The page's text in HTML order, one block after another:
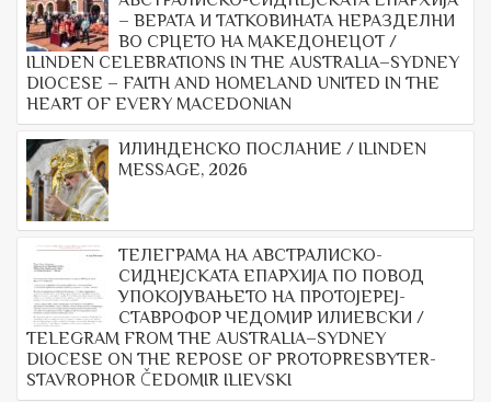
– ВЕРАТА И ТАТКОВИНАТА НЕРАЗДЕЛНИ
ВО СРЦЕТО НА МАКЕДОНЕЦОТ /
ILINDEN CELEBRATIONS IN THE AUSTRALIA–SYDNEY
DIOCESE – FAITH AND HOMELAND UNITED IN THE
HEART OF EVERY MACEDONIAN
ИЛИНДЕНСКО ПОСЛАНИЕ / ILINDEN
MESSAGE, 2026
ТЕЛЕГРАМА НА АВСТРАЛИСКО-
СИДНЕЈСКАТА ЕПАРХИЈА ПО ПОВОД
УПОКОЈУВАЊЕТО НА ПРОТОЈЕРЕЈ-
СТАВРОФОР ЧЕДОМИР ИЛИЕВСКИ /
TELEGRAM FROM THE AUSTRALIA–SYDNEY
DIOCESE ON THE REPOSE OF PROTOPRESBYTER-
STAVROPHOR ČEDOMIR ILIEVSKI